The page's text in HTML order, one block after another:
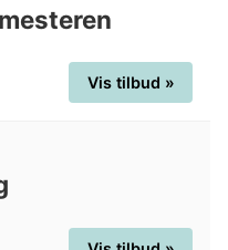
Vis tilbud »